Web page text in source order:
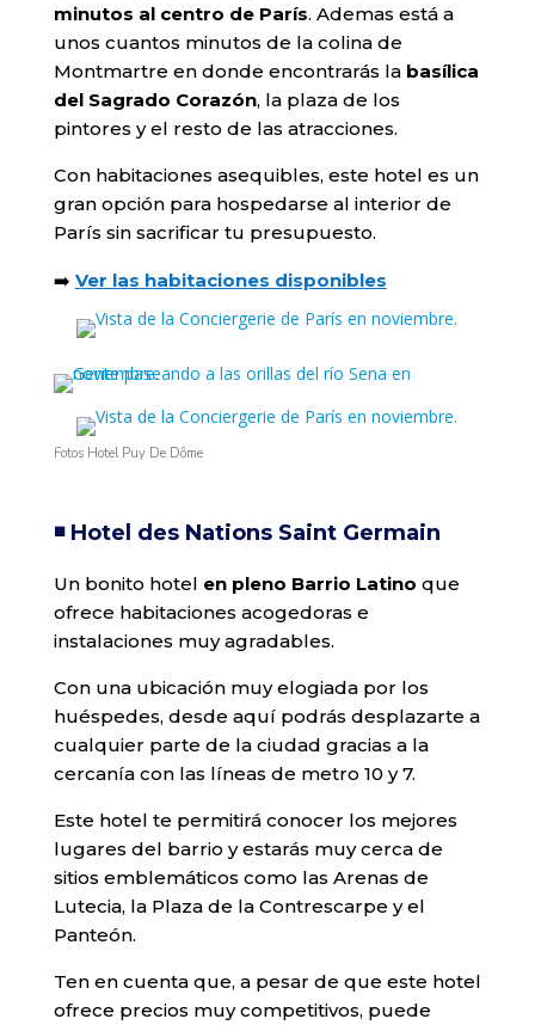
minutos al centro de París. Ademas está a
unos cuantos minutos de la colina de
Montmartre en donde encontrarás la basílica
del Sagrado Corazón, la plaza de los
pintores y el resto de las atracciones.
Con habitaciones asequibles, este hotel es un
gran opción para hospedarse al interior de
París sin sacrificar tu presupuesto.
➡️ Ver las habitaciones disponibles
Fotos Hotel Puy De Dôme
◾️ Hotel des Nations Saint Germain
Un bonito hotel en pleno Barrio Latino que
ofrece habitaciones acogedoras e
instalaciones muy agradables.
Con una ubicación muy elogiada por los
huéspedes, desde aquí podrás desplazarte a
cualquier parte de la ciudad gracias a la
cercanía con las líneas de metro 10 y 7.
Este hotel te permitirá conocer los mejores
lugares del barrio y estarás muy cerca de
sitios emblemáticos como las Arenas de
Lutecia, la Plaza de la Contrescarpe y el
Panteón.
Ten en cuenta que, a pesar de que este hotel
ofrece precios muy competitivos, puede